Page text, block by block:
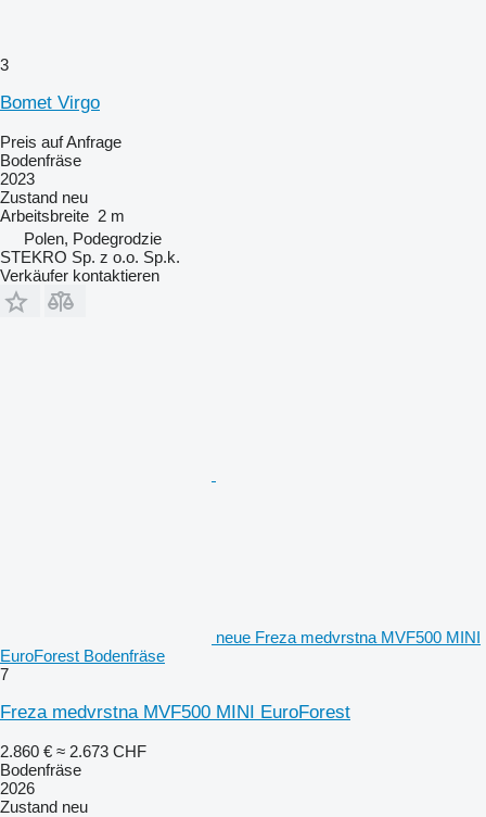
3
Bomet Virgo
Preis auf Anfrage
Bodenfräse
2023
Zustand neu
Arbeitsbreite 2 m
Polen, Podegrodzie
STEKRO Sp. z o.o. Sp.k.
Verkäufer kontaktieren
neue Freza medvrstna MVF500 MINI
EuroForest Bodenfräse
7
Freza medvrstna MVF500 MINI EuroForest
2.860 € ≈ 2.673 CHF
Bodenfräse
2026
Zustand neu